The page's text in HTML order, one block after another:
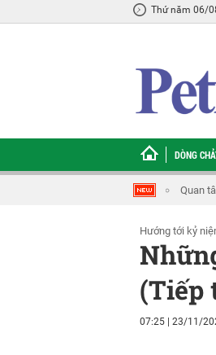
Thứ năm 06/
DÒNG
Để văn
Hướng tới kỷ
(Tiếp
07:25 | 23/11/